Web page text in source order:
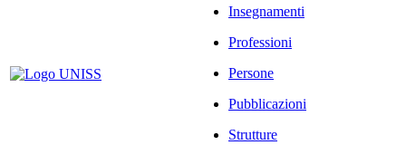
Insegnamenti
Professioni
Persone
Pubblicazioni
Strutture